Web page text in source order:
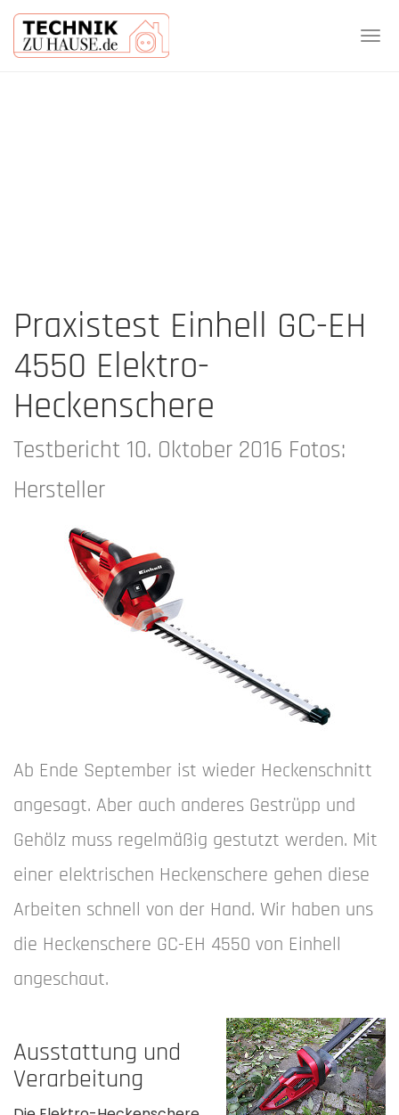
Praxistest Einhell GC-EH
4550 Elektro-
Heckenschere
Testbericht 10. Oktober 2016 Fotos:
Hersteller
Ab Ende September ist wieder Heckenschnitt
angesagt. Aber auch anderes Gestrüpp und
Gehölz muss regelmäßig gestutzt werden. Mit
einer elektrischen Heckenschere gehen diese
Arbeiten schnell von der Hand. Wir haben uns
die Heckenschere GC-EH 4550 von Einhell
angeschaut.
Ausstattung und
Verarbeitung